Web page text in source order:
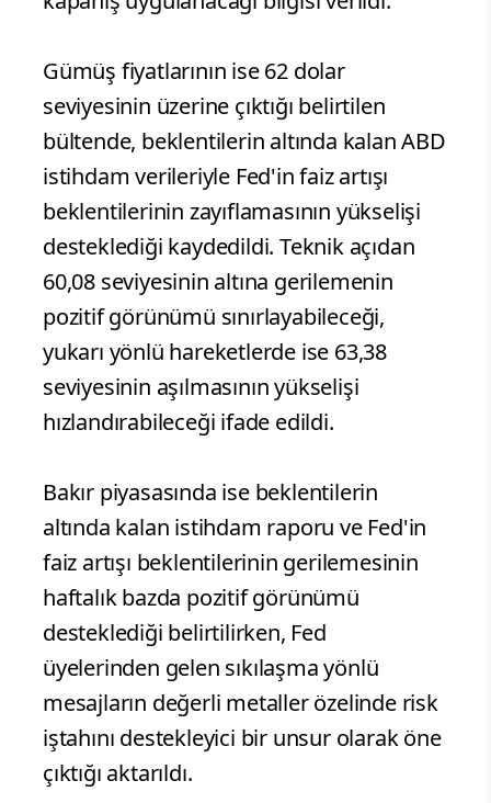
Gümüş fiyatlarının ise 62 dolar
seviyesinin üzerine çıktığı belirtilen
bültende, beklentilerin altında kalan ABD
istihdam verileriyle Fed'in faiz artışı
beklentilerinin zayıflamasının yükselişi
desteklediği kaydedildi. Teknik açıdan
60,08 seviyesinin altına gerilemenin
pozitif görünümü sınırlayabileceği,
yukarı yönlü hareketlerde ise 63,38
seviyesinin aşılmasının yükselişi
hızlandırabileceği ifade edildi.
Bakır piyasasında ise beklentilerin
altında kalan istihdam raporu ve Fed'in
faiz artışı beklentilerinin gerilemesinin
haftalık bazda pozitif görünümü
desteklediği belirtilirken, Fed
üyelerinden gelen sıkılaşma yönlü
mesajların değerli metaller özelinde risk
iştahını destekleyici bir unsur olarak öne
çıktığı aktarıldı.